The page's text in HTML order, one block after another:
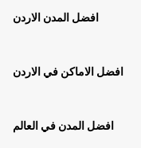
افضل المدن الاردن
افضل الاماكن في الاردن
افضل المدن في العالم